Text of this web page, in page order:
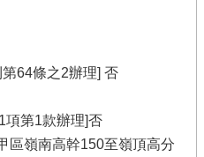
64條之2辦理] 否
項第1款辦理]否
區嶺南高幹150至嶺頂高分